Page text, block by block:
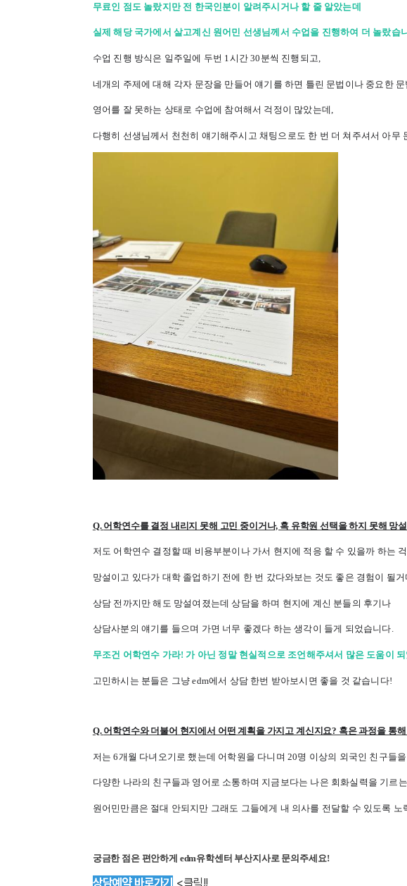
무료인 점도 놀랐지만 전 한국인분이 알려주시거나 할 줄 알았는데
실제 해당 국가에서 살고계신 원어민 선생님께서 수업을 진행하여 더 놀랐습
수업 진행 방식은 일주일에 두번 1시간 30분씩 진행되고,
네개의 주제에 대해 각자 문장을 만들어 얘기를 하면 틀린 문법이나 중요한
영어를 잘 못하는 상태로 수업에 참여해서 걱정이 많았는데,
다행히 선생님께서 천천히 얘기해주시고 채팅으로도 한 번 더 쳐주셔서 아
Q. 어학연수를 결정 내리지 못해 고민 중이거나, 혹 유학원 선택을 하지 못해 망
저도 어학연수 결정할 때 비용부분이나 가서 현지에 적응 할 수 있을까 하는
망설이고 있다가 대학 졸업하기 전에 한 번 갔다와보는 것도 좋은 경험이 될
상담 전까지만 해도 망설여졌는데 상담을 하며 현지에 계신 분들의 후기나
상담사분의 얘기를 들으며 가면 너무 좋겠다 하는 생각이 들게 되었습니다.
무조건 어학연수 가라! 가 아닌 정말 현실적으로 조언해주셔서 많은 도움이
고민하시는 분들은 그냥 edm에서 상담 한번 받아보시면 좋을 것 같습니다!
Q. 어학연수와 더불어 현지에서 어떤 계획을 가지고 계신지요? 혹은 과정을 통
저는 6개월 다녀오기로 했는데 어학원을 다니며 20명 이상의 외국인 친구들
다양한 나라의 친구들과 영어로 소통하며 지금보다는 나은 회화실력을 기르
원어민만큼은 절대 안되지만 그래도 그들에게 내 의사를 전달할 수 있도록 노
궁금한 점은 편안하게 edm유학센터 부산지사로 문의주세요!
상담예약 바로가기 <클릭!!